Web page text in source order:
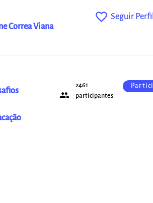
Correa Viana
favorite_outline Seguir Perfil
people
2461
participantes